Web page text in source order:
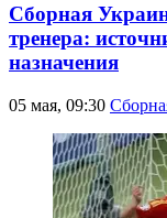
Сборная
тренера:
назначения
05 мая, 09:30